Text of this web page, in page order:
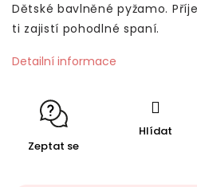
Dětské bavlněné pyžamo.
ti zajistí pohodlné spaní.
Detailní informace
Zeptat se
Hlídat